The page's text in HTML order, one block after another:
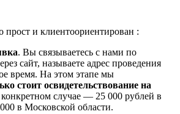
прост и клиентоориентирован :
. Вы связываетесь с нами по
сайт, называете адрес проведения
время. На этом этапе мы
стоит освидетельствование на
случае — 25 000 рублей в
в Московской области.